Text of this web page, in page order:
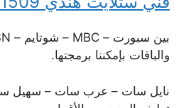
والباقات بإمكننا برمجتها.
نايل سات – عرب سات – سهيل